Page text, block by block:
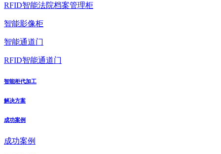
RFID智能法院档案管理柜
智能影像柜
智能通道门
RFID智能通道门
智能柜代加工
解决方案
成功案例
成功案例